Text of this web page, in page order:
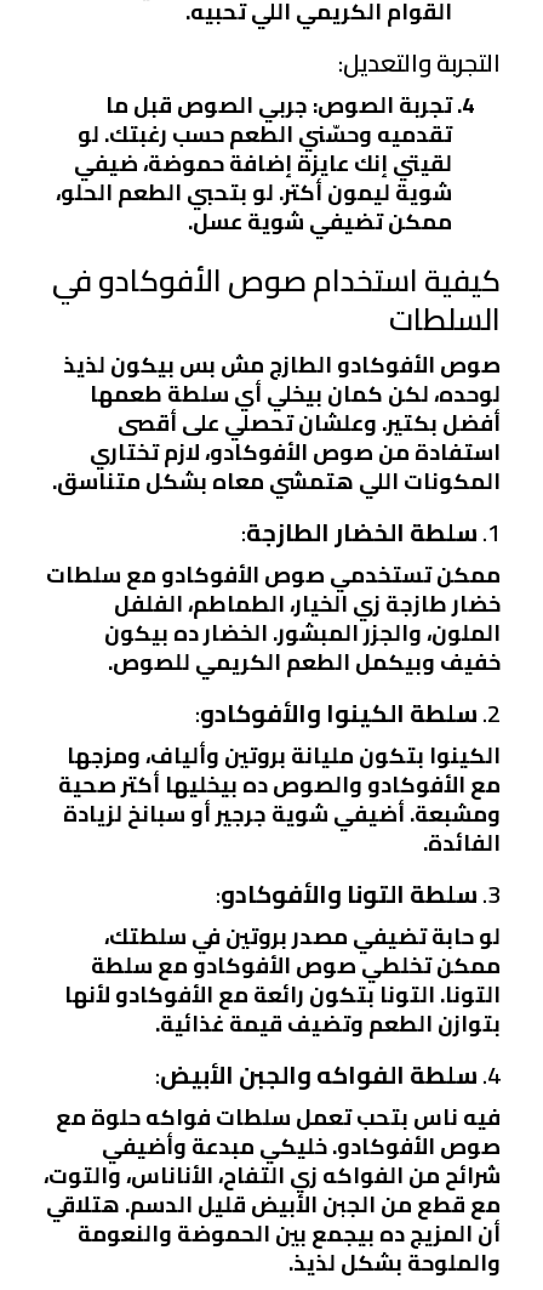
القوام الكريمي اللي تحبيه.
التجربة والتعديل:
تجربة الصوص: جربي الصوص قبل ما
تقدميه وحسّني الطعم حسب رغبتك. لو
لقيتي إنك عايزة إضافة حموضة، ضيفي
شوية ليمون أكتر. لو بتحبي الطعم الحلو،
ممكن تضيفي شوية عسل.
كيفية استخدام صوص الأفوكادو في
السلطات
صوص الأفوكادو الطازج مش بس بيكون لذيذ
لوحده، لكن كمان بيخلي أي سلطة طعمها
أفضل بكتير. وعلشان تحصلي على أقصى
استفادة من صوص الأفوكادو، لازم تختاري
المكونات اللي هتمشي معاه بشكل متناسق.
1. سلطة الخضار الطازجة:
ممكن تستخدمي صوص الأفوكادو مع سلطات
خضار طازجة زي الخيار، الطماطم، الفلفل
الملون، والجزر المبشور. الخضار ده بيكون
خفيف وبيكمل الطعم الكريمي للصوص.
2. سلطة الكينوا والأفوكادو:
الكينوا بتكون مليانة بروتين وألياف، ومزجها
مع الأفوكادو والصوص ده بيخليها أكتر صحية
ومشبعة. أضيفي شوية جرجير أو سبانخ لزيادة
الفائدة.
3. سلطة التونا والأفوكادو:
لو حابة تضيفي مصدر بروتين في سلطتك،
ممكن تخلطي صوص الأفوكادو مع سلطة
التونا. التونا بتكون رائعة مع الأفوكادو لأنها
بتوازن الطعم وتضيف قيمة غذائية.
4. سلطة الفواكه والجبن الأبيض:
فيه ناس بتحب تعمل سلطات فواكه حلوة مع
صوص الأفوكادو. خليكي مبدعة وأضيفي
شرائح من الفواكه زي التفاح، الأناناس، والتوت،
مع قطع من الجبن الأبيض قليل الدسم. هتلاقي
أن المزيج ده بيجمع بين الحموضة والنعومة
والملوحة بشكل لذيذ.